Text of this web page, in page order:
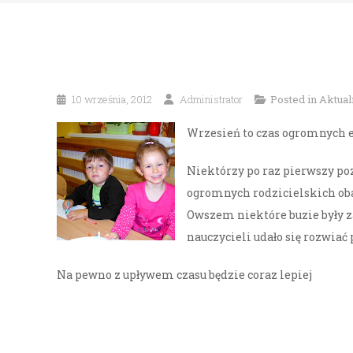
10 września, 2012 Administrator Posted in
Wrzesień to czas
Niektórzy po raz pierwszy
ogromnych rodzicielskich
Owszem niektóre buzie były
nauczycieli udało się
Na pewno z upływem czasu będzie coraz lepiej